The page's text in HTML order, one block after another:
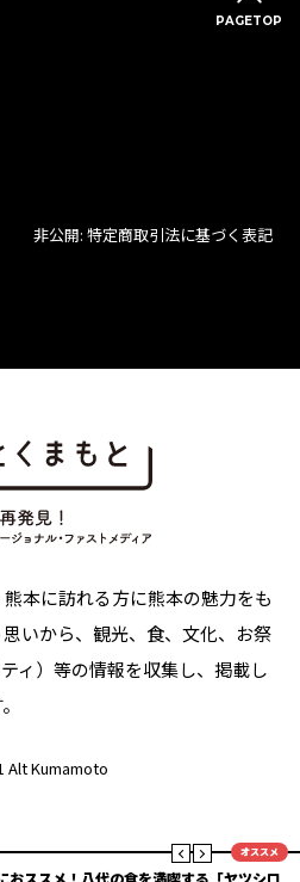
PAGETOP
非公開: 特定商取引法に基づく表記
本に訪れる方に熊本の魅力をも
いから、観光、食、文化、お祭
ィ）等の情報を収集し、掲載し
Alt Kumamoto
オススメ
おススメ！八代の食を満喫する「ヤツシロ